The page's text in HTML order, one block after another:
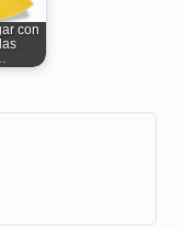
con